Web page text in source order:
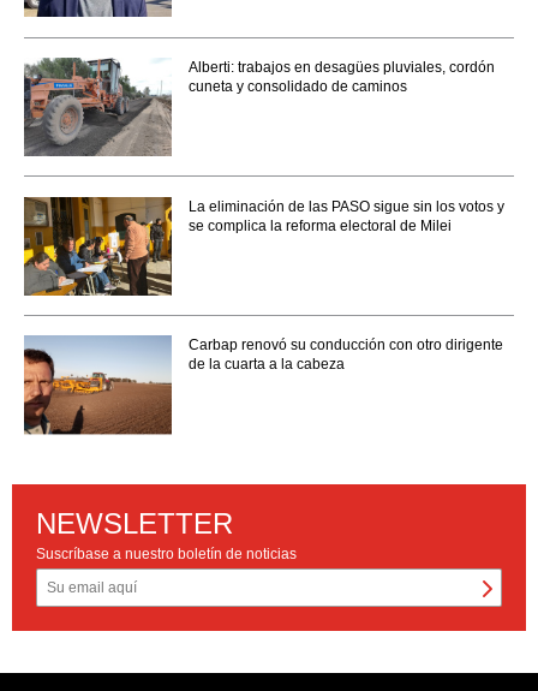
Alberti: trabajos en desagües pluviales, cordón
cuneta y consolidado de caminos
La eliminación de las PASO sigue sin los votos y
se complica la reforma electoral de Milei
Carbap renovó su conducción con otro dirigente
de la cuarta a la cabeza
NEWSLETTER
Suscríbase a nuestro boletín de noticias